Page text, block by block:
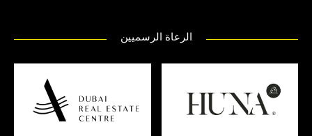
الرعاة الرسميين